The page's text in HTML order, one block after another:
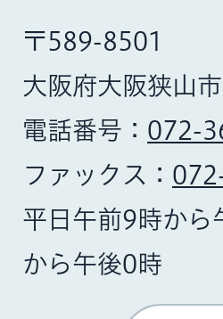
〒589-8501
大阪府大阪狭山
電話番号： 072-
ファックス：
平日午前9時か
から午後0時